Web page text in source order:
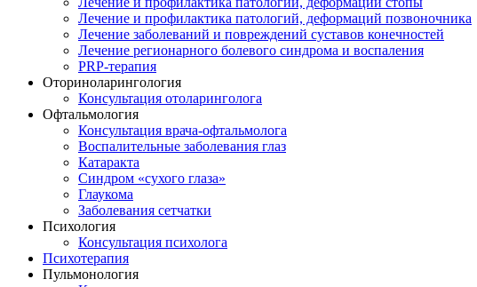
Лечение и профилактика патологий, деформаций позвоночника
Лечение заболеваний и повреждений суставов конечностей
Лечение регионарного болевого синдрома и воспаления
PRP-терапия
Оториноларингология
Консультация отоларинголога
Офтальмология
Консультация врача-офтальмолога
Воспалительные заболевания глаз
Катаракта
Синдром «сухого глаза»
Глаукома
Заболевания сетчатки
Психология
Консультация психолога
Психотерапия
Пульмонология